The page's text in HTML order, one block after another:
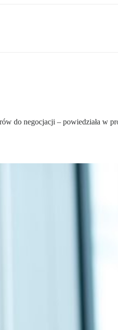
do negocjacji – powiedziała w